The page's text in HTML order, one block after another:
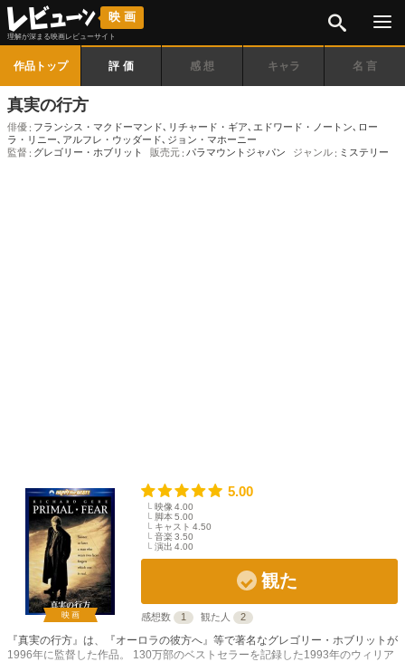
映画
理解が深まる映画レビューサイト
作品トップ 評価 感想 キャラ 名言
真実の行方
俳優 フランシス・マクドーマンド､ リチャード・ギア､ エドワード・ノートン､ ロー
ラ・リニー､ アルフレ・ウッダード､ ジョン・マホーニー
監督
グレゴリー・ホブリット 販売元 パラマウントジャパン ジャンル ミステリー
映画
5.00
映像 4.00
脚本5.00
キャスト 4.50
音楽3.50
演出 4.00
観た
感想数 1 観た人 2
『真実の行方』は、『オーロラの彼方へ』等で著名なグレゴリー・ホブリットが
1996年に監督した作品。 130万部のベストセラーを記録した1993年のウィリア